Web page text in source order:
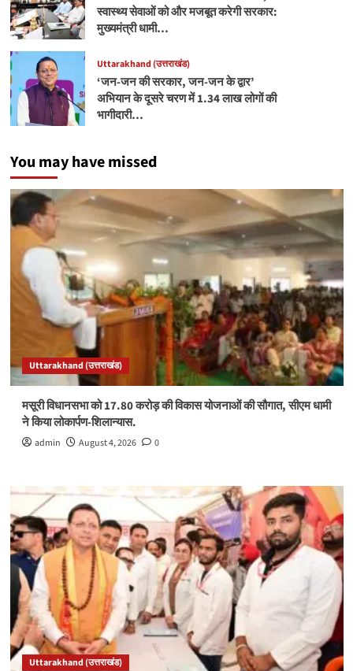
स्वास्थ्य सेवाओं को और मजबूत करेगी सरकार:
मुख्यमंत्री धामी…
Uttarakhand (उत्तराखंड)
‘जन-जन की सरकार, जन-जन के द्वार’
अभियान के दूसरे चरण में 1.34 लाख लोगों की
भागीदारी…
You may have missed
Uttarakhand (उत्तराखंड)
मसूरी विधानसभा को 17.80 करोड़ की विकास योजनाओं की सौगात, सीएम धामी
ने किया लोकार्पण-शिलान्यास.
admin August 4, 2026 0
Uttarakhand (उत्तराखंड)